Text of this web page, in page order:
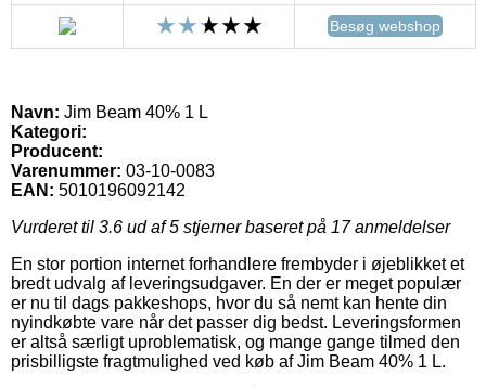
Besøg webshop
Navn: Jim Beam 40% 1 L
Kategori:
Producent:
Varenummer: 03-10-0083
EAN: 5010196092142
Vurderet til 3.6 ud af 5 stjerner baseret på 17anmeldelser
En stor portion internet forhandlere frembyder i øjeblikket et
bredt udvalg af leveringsudgaver. En der er meget populær
er nu til dags pakkeshops, hvor du så nemt kan hente din
nyindkøbte vare når det passer dig bedst. Leveringsformen
er altså særligt uproblematisk, og mange gange tilmed den
prisbilligste fragtmulighed ved køb af Jim Beam 40% 1 L.